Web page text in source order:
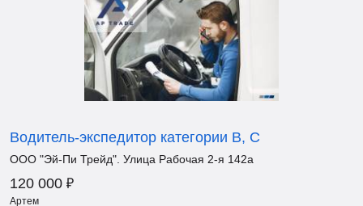
Водитель-экспедитор категории В, С
ООО "Эй-Пи Трейд". Улица Рабочая 2-я 142а
120 000 ₽
Артем